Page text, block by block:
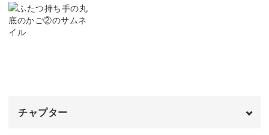
お人形やインテリアに活躍
今回はマロンという色で作っていますが、他の茶系の色で
紙バンドカッターを作る
チャプター